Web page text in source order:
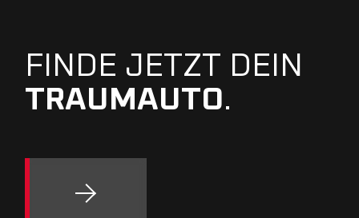
FINDE JETZT DEIN
TRAUMAUTO.